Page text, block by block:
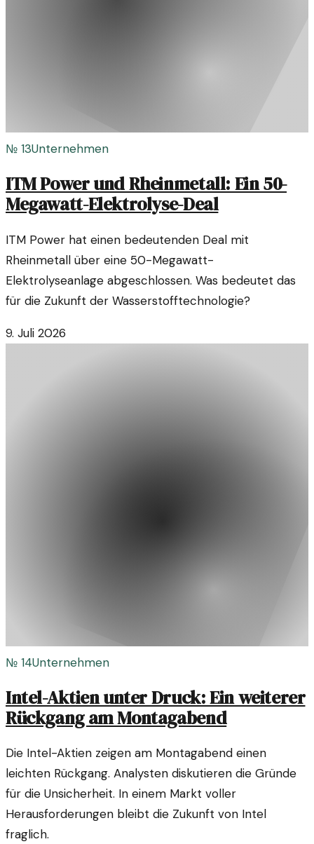
№ 13Unternehmen
ITM Power und Rheinmetall: Ein 50-
Megawatt-Elektrolyse-Deal
ITM Power hat einen bedeutenden Deal mit
Rheinmetall über eine 50-Megawatt-
Elektrolyseanlage abgeschlossen. Was bedeutet das
für die Zukunft der Wasserstofftechnologie?
9. Juli 2026
№ 14Unternehmen
Intel-Aktien unter Druck: Ein weiterer
Rückgang am Montagabend
Die Intel-Aktien zeigen am Montagabend einen
leichten Rückgang. Analysten diskutieren die Gründe
für die Unsicherheit. In einem Markt voller
Herausforderungen bleibt die Zukunft von Intel
fraglich.